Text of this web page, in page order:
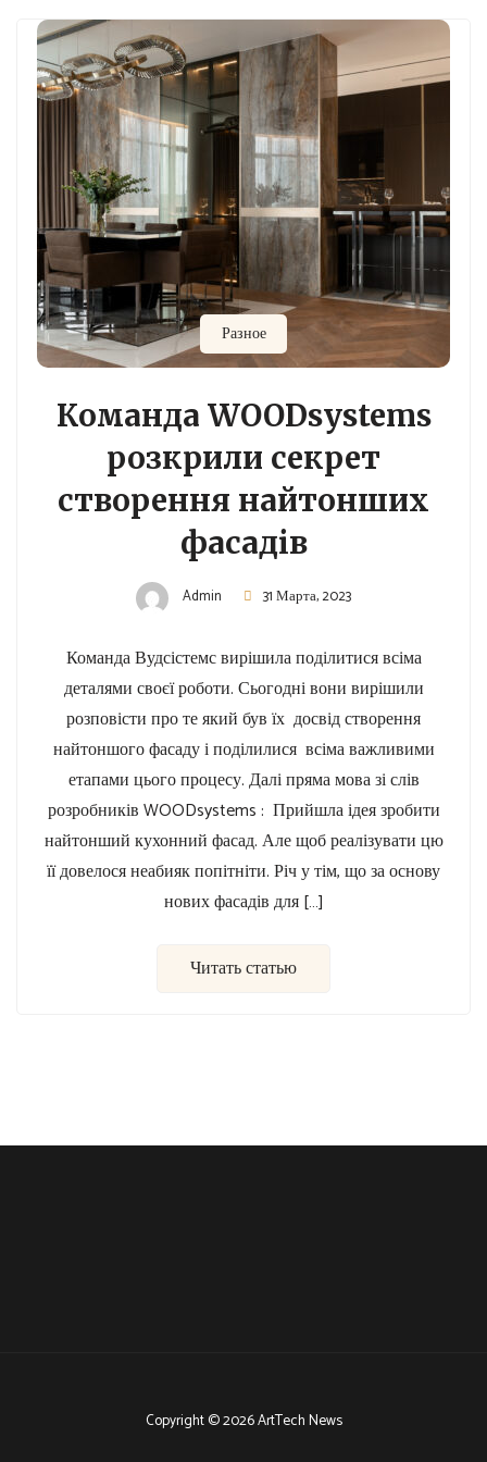
Разное
Команда WOODsystems
розкрили секрет
створення найтонших
фасадів
Admin 31 Марта, 2023
Команда Вудсістемс вирішила поділитися всіма
деталями своєї роботи. Сьогодні вони вирішили
розповісти про те який був їх досвід створення
найтоншого фасаду і поділилися всіма важливими
етапами цього процесу. Далі пряма мова зі слів
розробників WOODsystems : Прийшла ідея зробити
найтонший кухонний фасад. Але щоб реалізувати цю
її довелося неабияк попітніти. Річ у тім, що за основу
нових фасадів для […]
Читать статью
Copyright © 2026 ArtTech News